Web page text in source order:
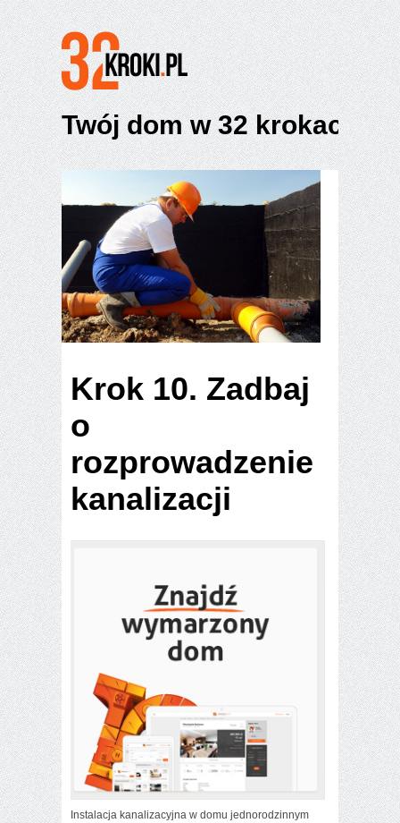
Twój dom w 32 krokach
Krok 10. Zadbaj
o
rozprowadzenie
kanalizacji
Instalacja kanalizacyjna w domu jednorodzinnym